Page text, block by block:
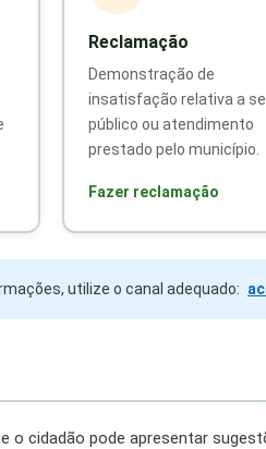
Reclamação
Demonstração de
insatisfação relativa a
público ou atendimento
prestado pelo município.
Fazer reclamação
utilize o canal adequado:
o cidadão pode apresentar